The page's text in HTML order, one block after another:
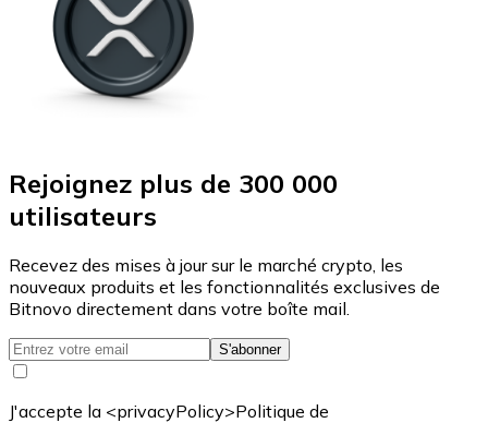
Rejoignez plus de 300 000
utilisateurs
Recevez des mises à jour sur le marché crypto, les
nouveaux produits et les fonctionnalités exclusives de
Bitnovo directement dans votre boîte mail.
S'abonner
J'accepte la <privacyPolicy>Politique de